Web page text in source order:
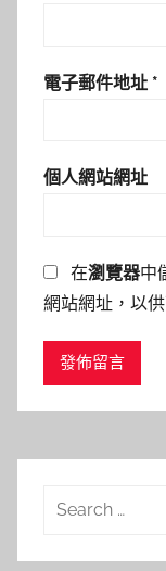
電子郵件地址 *
個人網站網址
在瀏覽器中
網站網址，以
Search